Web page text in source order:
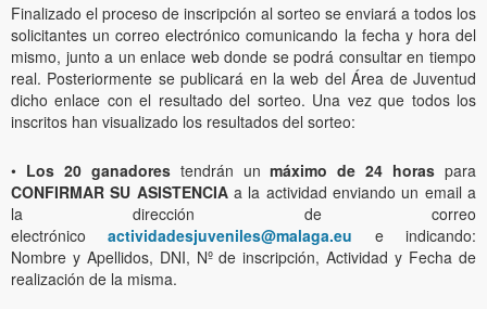
Finalizado el proceso de inscripción al sorteo se enviará a todos los
solicitantes un correo electrónico comunicando la fecha y hora del
mismo, junto a un enlace web donde se podrá consultar en tiempo
real. Posteriormente se publicará en la web del Área de Juventud
dicho enlace con el resultado del sorteo. Una vez que todos los
inscritos han visualizado los resultados del sorteo:
• Los 20 ganadorestendrán unmáximo de 24 horas para
CONFIRMAR SU ASISTENCIAa la actividad enviando un email a
la dirección de correo
electrónicoactividadesjuveniles@malaga.eu e indicando:
Nombre y Apellidos, DNI, Nº de inscripción, Actividad y Fecha de
realización de la misma.